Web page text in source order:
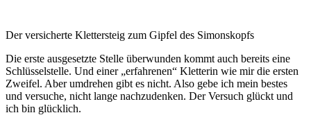
Der versicherte Klettersteig zum Gipfel des Simonskopfs
Die erste ausgesetzte Stelle überwunden kommt auch bereits eine
Schlüsselstelle. Und einer „erfahrenen“ Kletterin wie mir die ersten
Zweifel. Aber umdrehen gibt es nicht. Also gebe ich mein bestes
und versuche, nicht lange nachzudenken. Der Versuch glückt und
ich bin glücklich.